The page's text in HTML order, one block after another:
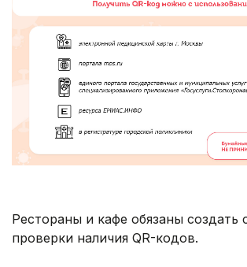
Рестораны и кафе обязаны создать
проверки наличия QR-кодов.